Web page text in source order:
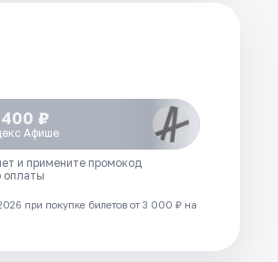
₽
Афише
и примените промокод
оплаты
при покупке билетов от 3 000 ₽ на